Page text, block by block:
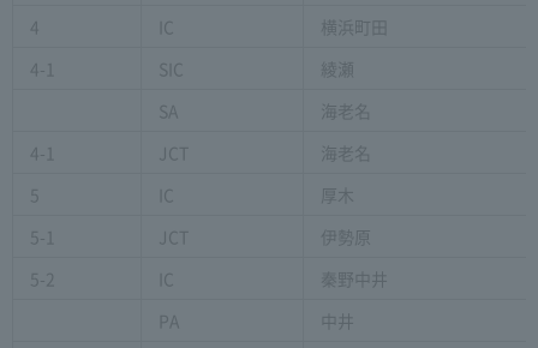
4
IC
横浜町田
4-1
SIC
綾瀬
SA
海老名
4-1
JCT
海老名
5
IC
厚木
5-1
JCT
伊勢原
5-2
IC
秦野中井
PA
中井